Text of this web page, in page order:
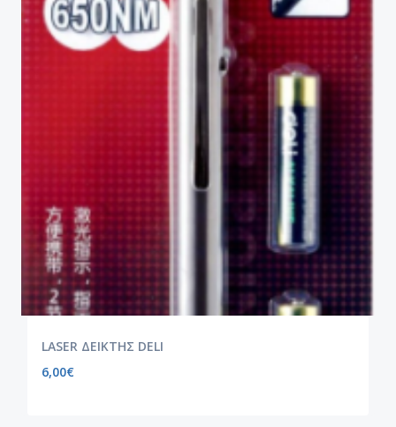
LASER ΔΕΙΚΤΗΣ DELI
6,00€